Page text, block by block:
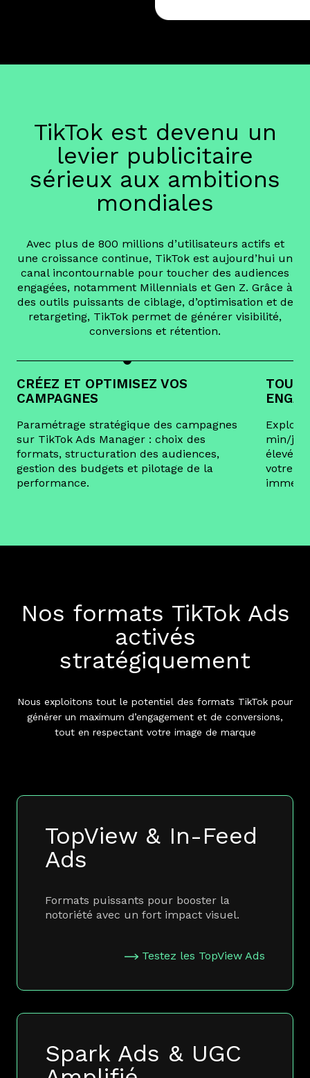
TikTok est devenu un
levier publicitaire
sérieux aux ambitions
mondiales
Avec plus de 800 millions d’utilisateurs actifs et
une croissance continue, TikTok est aujourd’hui un
canal incontournable pour toucher des audiences
engagées, notamment Millennials et Gen Z. Grâce à
des outils puissants de ciblage, d’optimisation et de
retargeting, TikTok permet de générer visibilité,
conversions et rétention.
CRÉEZ ET OPTIMISEZ VOS
CAMPAGNES
Paramétrage stratégique des campagnes
sur TikTok Ads Manager : choix des
formats, structuration des audiences,
gestion des budgets et pilotage de la
performance.
min/
élevé
votre
Nos formats TikTok Ads
activés
stratégiquement
Nous exploitons tout le potentiel des formats TikTok pour
générer un maximum d’engagement et de conversions,
tout en respectant votre image de marque
TopView & In-Feed
Ads
Formats puissants pour booster la
notoriété avec un fort impact visuel.
Testez les TopView Ads
Spark Ads & UGC